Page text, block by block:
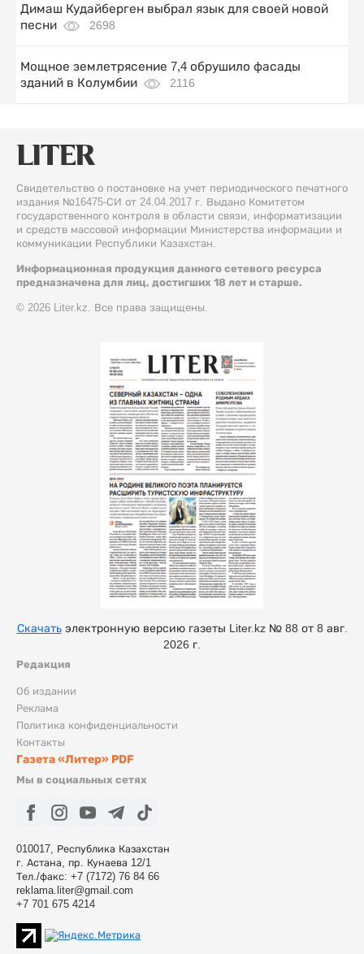
Димаш Кудайберген выбрал язык для своей новой
песни
2698
Мощное землетрясение 7,4 обрушило фасады
зданий в Колумбии
2116
Свидетельство о постановке на учет периодического печатного
издания №16475-СИ от 24.04.2017 г. Выдано Комитетом
государственного контроля в области связи, информатизации
и средств массовой информации Министерства информации и
коммуникации Республики Казахстан.
Информационная продукция данного сетевого ресурса
предназначена для лиц, достигших 18 лет и старше.
© 2026 Liter.kz. Все права защищены.
Редакция
Об издании
Реклама
Политика конфиденциальности
Контакты
Газета «Литер» PDF
Мы в социальных сетях
010017, Республика Казахстан
г. Астана, пр. Кунаева 12/1
Тел./факс: +7 (7172) 76 84 66
reklama.liter@gmail.com
+7 701 675 4214
Скачатьэлектронную версию газеты Liter.kz № 88 от 8 авг.
2026 г.